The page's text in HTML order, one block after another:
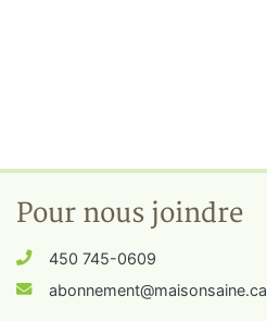
Pour nous joindre
450 745-0609
abonnement@maisonsaine.ca